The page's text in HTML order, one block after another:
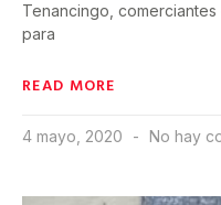
Tenancingo,
para
READ MORE
4 mayo, 2020 No hay